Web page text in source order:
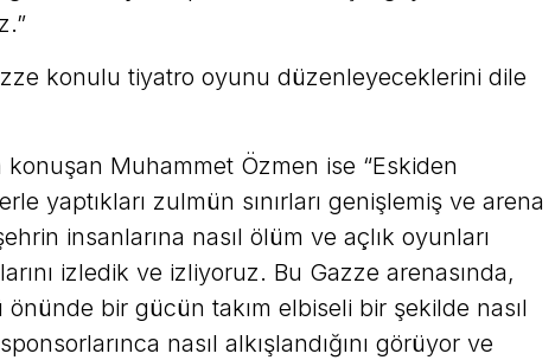
konulu tiyatro oyunu düzenleyeceklerini dile
konuşan Muhammet Özmen ise “Eskiden
yaptıkları zulmün sınırları genişlemiş ve arena
insanlarına nasıl ölüm ve açlık oyunları
izledik ve izliyoruz. Bu Gazze arenasında,
bir gücün takım elbiseli bir şekilde nasıl
nasıl alkışlandığını görüyor ve